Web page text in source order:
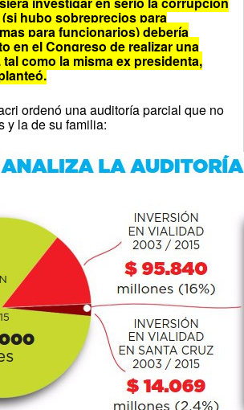
hubo sobreprecios para
para funcionarios) debería
en el Congreso de realizar una
como la misma ex presidenta,
ordenó una auditoría parcial que no
y la de su familia: